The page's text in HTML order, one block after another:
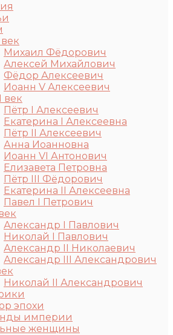
Михаил Фёдорович
Алексей Михайлович
Фёдор Алексеевич
Иоанн V Алексеевич
век
Пётр I Алексеевич
Екатерина I Алексеевна
Пётр II Алексеевич
Анна Иоанновна
Иоанн VI Антонович
Елизавета Петровна
Пётр III Фёдорович
Екатерина II Алексеевна
Павел I Петрович
Александр I Павлович
Николай I Павлович
Александр II Николаевич
Александр III Александрович
Николай II Александрович
эпохи
империи
женщины